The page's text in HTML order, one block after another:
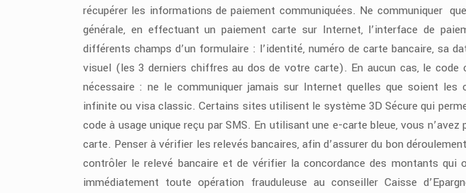
récupérer les informations de paiement communiquées. Ne communiquer
générale, en effectuant un paiement carte sur Internet, l’interface de
différents champs d’un formulaire : l’identité, numéro de carte bancaire, sa
visuel (les 3 derniers chiffres au dos de votre carte). En aucun cas, le
nécessaire : ne le communiquer jamais sur Internet quelles que soient les
infinite ou visa classic. Certains sites utilisent le système 3D Sécure qui
code à usage unique reçu par SMS. En utilisant une e-carte bleue, vous
carte. Penser à vérifier les relevés bancaires, afin d’assurer du bon
contrôler le relevé bancaire et de vérifier la concordance des montants qui
immédiatement toute opération frauduleuse au conseiller Caisse